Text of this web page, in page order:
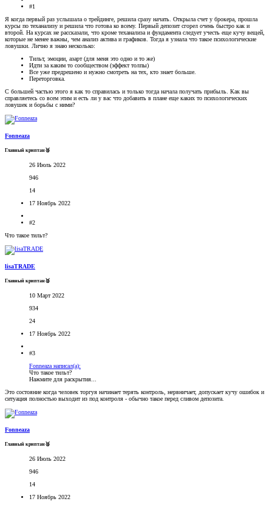
#1
Я когда первый раз услышала о трейдинге, решила сразу начать. Открыла счет у брокера, прошла
курсы по теханализу и решила что готова ко всему. Первый депозит сгорел очень быстро как и
второй. На курсах не рассказали, что кроме теханализа и фундамента следует учесть еще кучу вещей,
которые не менее важны, чем анализ актива и графиков. Тогда я узнала что такое психологические
ловушки. Лично я знаю несколько:
Тильт, эмоции, азарт (для меня это одно и то же)
Идти за каким то сообществом (эффект толпы)
Все уже предрешено и нужно смотреть на тех, кто знает больше.
Переторговка.
С большей частью этого я как то справилась и только тогда начала получать прибыль. Как вы
справляетесь со всем этим и есть ли у вас что добавить в плане еще каких то психологических
ловушек и борьбы с ними?
Fonneaza
Главный криптан🥈
26 Июль 2022
946
14
17 Ноябрь 2022
#2
Что такое тильт?
lisaTRADE
Главный криптан🥈
10 Март 2022
934
24
17 Ноябрь 2022
#3
Fonneaza написал(а):
Что такое тильт?
Нажмите для раскрытия...
Это состояние когда человек торгуя начинает терять контроль, нервничает, допускает кучу ошибок и
ситуация полностью выходит из под контроля - обычно такое перед сливом депозита.
Fonneaza
Главный криптан🥈
26 Июль 2022
946
14
17 Ноябрь 2022